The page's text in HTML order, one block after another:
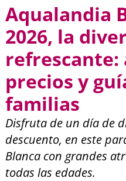
Aqualandia
2026, la
refrescante:
precios y
familias
Disfruta de un día de
descuento, en este
Blanca con grandes
todas las edades.